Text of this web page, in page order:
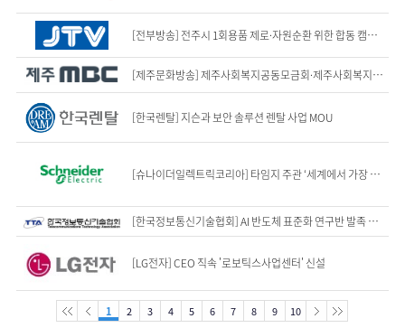
[전부방송] 전주시 1회용품 제로·자원순환 위한 합동 캠페인 전개
[제주문화방송] 제주사회복지공동모금회·제주사회복지협의회, 재일제주인 어르신 지원을...
[한국렌탈] 지슨과 보안 솔루션 렌탈 사업 MOU
[슈나이더일렉트릭코리아] 타임지 주관 ‘세계에서 가장 지속가능한 기업’으로 3년 ...
[한국정보통신기술협회] AI 반도체 표준화 연구반 발족 기업·학계 참여
[LG전자] CEO 직속 '로보틱스사업센터' 신설
1 2 3 4 5 6 7 8 9 10